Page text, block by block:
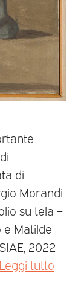
di
Morandi
su tela –
Matilde
2022
Leggi tutto